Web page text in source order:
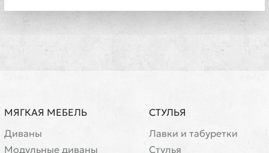
МЯГКАЯ МЕБЕЛЬ
Диваны
Модульные диваны
СТУЛЬЯ
Лавки и табуретки
Стулья